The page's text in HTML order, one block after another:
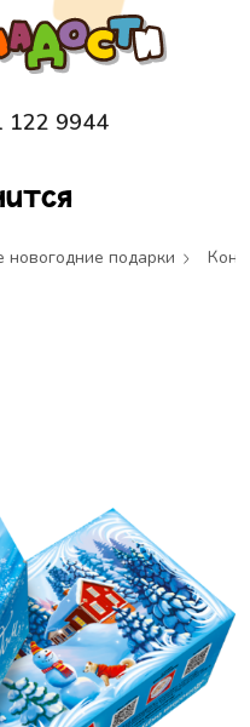
122 9944
новогодние подарки